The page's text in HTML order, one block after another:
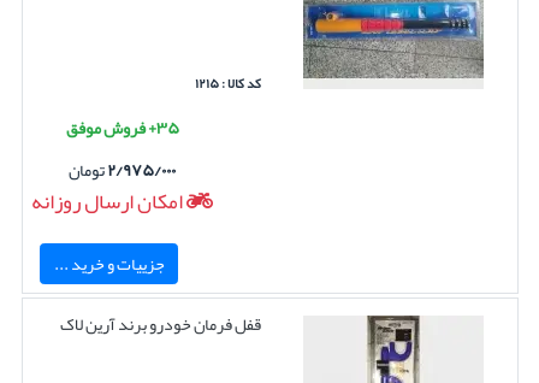
کد کالا : ۱۲۱۵
۳۵+ فروش موفق
۲/۹۷۵/۰۰۰تومان
امکان ارسال روزانه
جزییات و خرید ...
قفل فرمان خودرو برند آرین لاک